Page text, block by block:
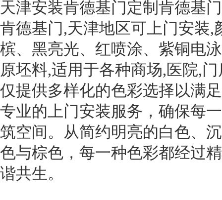
天津安装肯德基门定制肯德基
肯德基门,天津地区可上门安装
槟、黑亮光、红喷涂、紫铜电
原坯料,适用于各种商场,医院,
仅提供多样化的色彩选择以满
专业的上门安装服务，确保每
筑空间。从简约明亮的白色、
色与棕色，每一种色彩都经过
谐共生。